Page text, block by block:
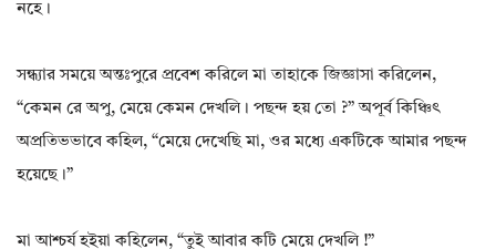
নহে।
সন্ধ্যার সময়ে অন্তঃপুরে প্রবেশ করিলে মা তাহাকে জিজ্ঞাসা করিলেন,
“কেমন রে অপু, মেয়ে কেমন দেখলি। পছন্দ হয় তো ?” অপূর্ব কিঞ্চিৎ
অপ্রতিভভাবে কহিল, “মেয়ে দেখেছি মা, ওর মধ্যে একটিকে আমার পছন্দ
হয়েছে।”
মা আশ্চর্য হইয়া কহিলেন, “তুই আবার কটি মেয়ে দেখলি !”